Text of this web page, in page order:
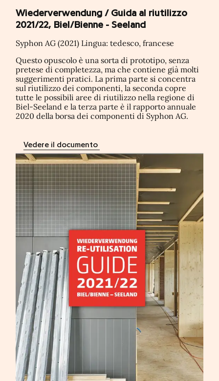
Wiederverwendung / Guida al riutilizzo
2021/22, Biel/Bienne - Seeland
Syphon AG (2021) Lingua: tedesco, francese
Questo opuscolo è una sorta di prototipo, senza
pretese di completezza, ma che contiene già molti
suggerimenti pratici. La prima parte si concentra
sul riutilizzo dei componenti, la seconda copre
tutte le possibili aree di riutilizzo nella regione di
Biel-Seeland e la terza parte è il rapporto annuale
2020 della borsa dei componenti di Syphon AG.
Vedere il documento